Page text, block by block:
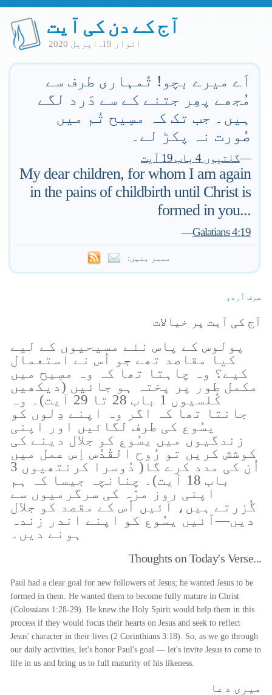
آج کے دن کی آیت
اتوار 19. اپريل 2020
اَے میرے بچو! تُمہاری طرف سے
مُجھے پھِر جتنے کے سے دَرد لگے
ہیں۔ جب تک کہ مسِیح تُم میں
صُورت نہ پکڑ لے۔
—گلتیوں 4 باب 19 آیت
My dear children, for whom I am again
in the pains of childbirth until Christ is
formed in you...
—Galatians 4:19
ممبر بنیں:
صرف اُردو
آج کی آیت پر خیالات
پولوس کے پاس نئے مسیحیوں کے لیے
کیا مقاصد تھے جو اُس نے استعمال
کیے؟ وہ چاہتا تھا کہ وہ مسِیح میں
مکمل طور پر پختہ ہو جائیں (دیکھیں
کُلسیوں 1 باب 28 تا 29 آیت)۔ وہ
جانتا تھا کہ اگر وہ اپنے دِلوں کو
یسُوع کی طرف لگائیں اور اپنی
زندگیوں میں یسُوع کو جلال دینے کی
کوشش کریں تو رُوح القُدُس اِس عمل میں
اُن کی مدد کرے گا( دُوسرا کرنتھیوں 3
باب 18 آیت)۔ چنانچہ جیسا کہ ہم
اپنی روز مرّہ کی سرگرمیوں سے
گُزرتے ہیں، آئیں اُس کے مقصد کو جلال
دیں—آئیں یسُوع کو اپنے اندر زندہ
ہونے دیں۔
Thoughts on Today's Verse...
Paul had a clear goal for new followers of Jesus; he wanted Jesus to be
formed in them. He wanted them to become fully mature in Christ
(Colossians 1:28-29). He knew the Holy Spirit would help them in this
process if they would focus their hearts on Jesus and seek to reflect
Jesus' character in their lives (2 Corinthians 3:18). So, as we go through
our daily activities, let's honor Paul's goal — let's invite Jesus to come to
life in us and bring us to full maturity of his likeness.
میری دعا